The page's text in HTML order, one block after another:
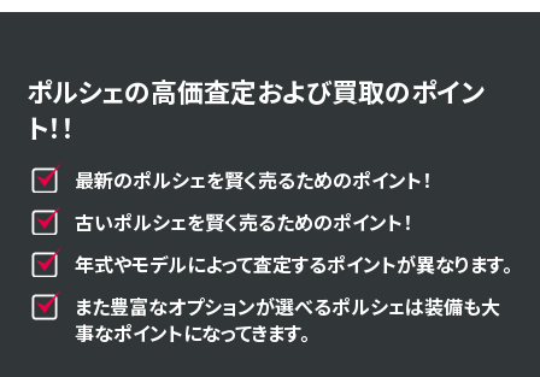
ポルシェの高価査定および買取のポイン
ト！！
最新のポルシェを賢く売るためのポイント！
古いポルシェを賢く売るためのポイント！
年式やモデルによって査定するポイントが異なります。
また豊富なオプションが選べるポルシェは装備も大
事なポイントになってきます。